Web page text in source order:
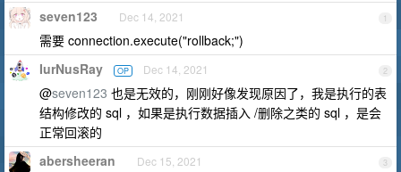
1
seven123 Dec 14, 2021
需要 connection.execute("rollback;")
2
IurNusRay OP Dec 14, 2021
@seven123 也是无效的，刚刚好像发现原因了，我是执行的表
结构修改的 sql ，如果是执行数据插入 /删除之类的 sql ，是会
正常回滚的
3
abersheeran Dec 15, 2021